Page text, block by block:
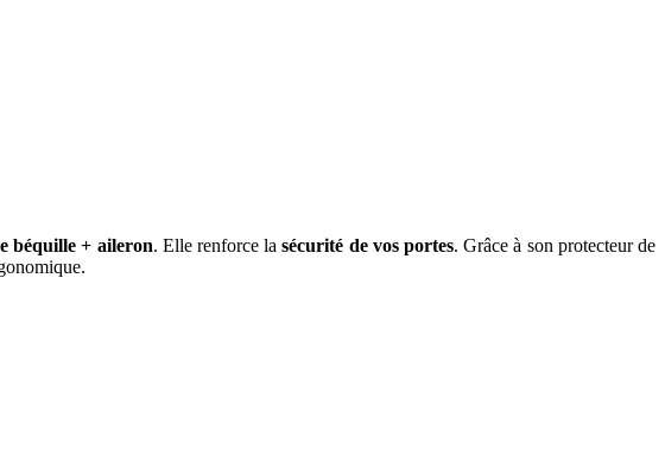
béquille + aileron. Elle renforce lasécurité de vos portes. Grâce à son protecteur de